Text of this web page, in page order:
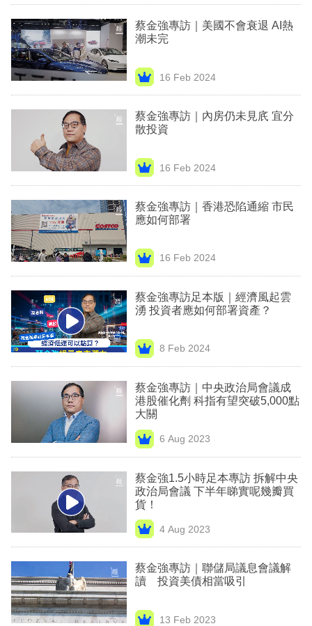
技
場
生
事
欄
訂
閱
區
蔡金強專訪｜美國不會衰退 AI熱
潮未完
16 Feb 2024
蔡金強專訪｜內房仍未見㡳 宜分
散投資
16 Feb 2024
蔡金強專訪｜香港恐陷通縮 市民
應如何部署
16 Feb 2024
蔡金強專訪足本版｜經濟風起雲
湧 投資者應如何部署資產？
8 Feb 2024
蔡金強專訪｜中央政治局會議成
港股催化劑 科指有望突破5,000點
大關
6 Aug 2023
蔡金強1.5小時足本專訪 拆解中央
政治局會議 下半年睇實呢幾瓣買
貨！
4 Aug 2023
蔡金強專訪｜聯儲局議息會議解
讀 投資美債相當吸引
13 Feb 2023